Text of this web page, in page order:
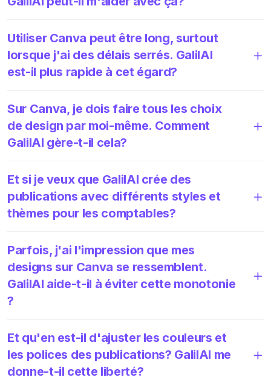
Utiliser Canva peut être long, surtout
lorsque j'ai des délais serrés. GalilAI
est-il plus rapide à cet égard?
Sur Canva, je dois faire tous les choix
de design par moi-même. Comment
GalilAI gère-t-il cela?
Et si je veux que GalilAI crée des
publications avec différents styles et
thèmes pour les comptables?
Parfois, j'ai l'impression que mes
designs sur Canva se ressemblent.
GalilAI aide-t-il à éviter cette monotonie
?
Et qu'en est-il d'ajuster les couleurs et
les polices des publications? GalilAI me
donne-t-il cette liberté?